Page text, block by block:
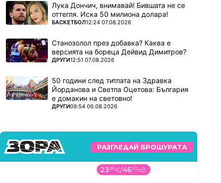
Лука Дончич, внимавай! Бившата не се
оттегля. Иска 50 милиона долара!
ПОВЕЧЕ ОТ
БАСКЕТБОЛ12:24 07.08.2026
Станозолол през добавка? Каква е
версията на бореца Дейвид Димитров?
ПОВЕЧЕ ОТ
ДРУГИ12:51 07.08.2026
50 години след титлата на Здравка
Йорданова и Светла Оцетова: България
е домакин на световно!
ПОВЕЧЕ ОТ
ДРУГИ09:54 06.08.2026
РАЗГЛЕДАЙ БРОШУРАТА
2399€/4693лв.